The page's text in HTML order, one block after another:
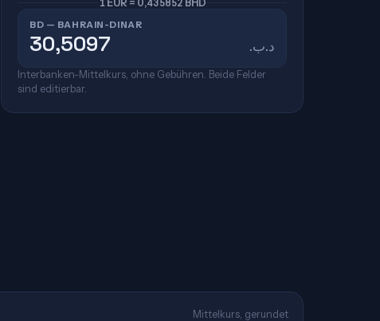
1 EUR = 0,435852 BHD
BD — BAHRAIN-DINAR
.د.ب
Interbanken-Mittelkurs, ohne Gebühren. Beide Felder
sind editierbar.
Mittelkurs, gerundet